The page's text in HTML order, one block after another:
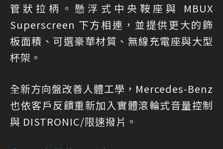
管狀拉柄。懸浮式中央鞍座與 MBUX
Superscreen 下方相連，並提供更大的飾
板面積、可選豪華材質、無線充電座與大型
杯架。
全新方向盤改善人體工學，Mercedes-Benz
也依客戶反饋重新加入實體滾輪式音量控制
與 DISTRONIC/限速撥片。